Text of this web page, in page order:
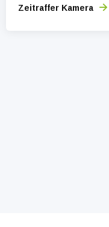
Zeitraffer Kamera